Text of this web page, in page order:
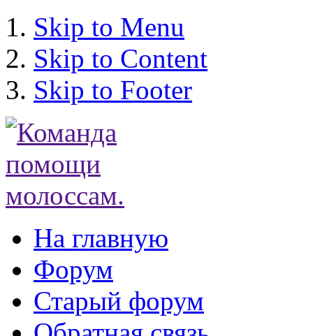
Skip to Menu
Skip to Content
Skip to Footer
На главную
Форум
Старый форум